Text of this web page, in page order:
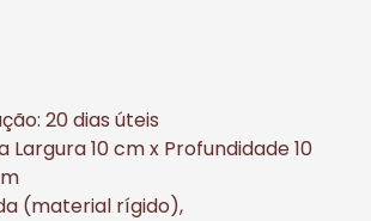
20 dias úteis
Largura 10 cm x Profundidade 10
(material rígido),